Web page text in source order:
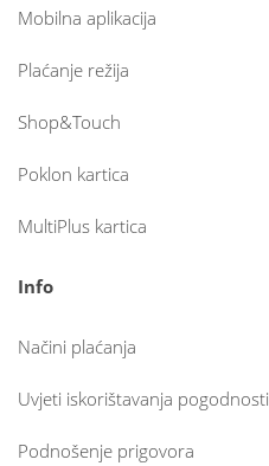
Mobilna aplikacija
Plaćanje režija
Shop&Touch
Poklon kartica
MultiPlus kartica
Info
Načini plaćanja
Uvjeti iskorištavanja pogodnosti
Podnošenje prigovora